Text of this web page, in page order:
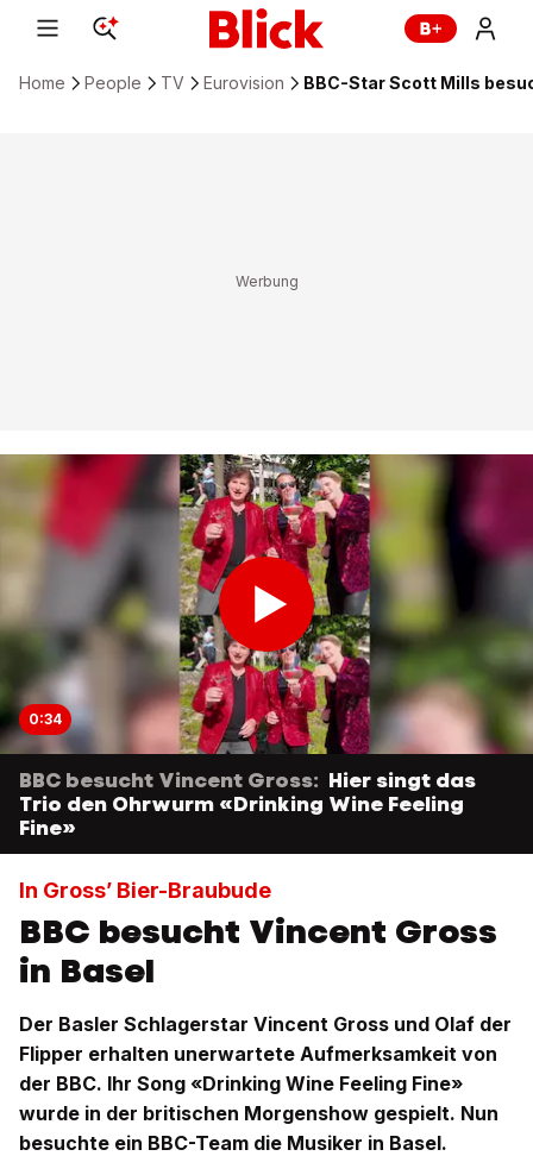
Home People TV Eurovision BBC-Star Scott Mills
0:34
BBC besucht Vincent Gross: Hier singt das
Trio den Ohrwurm «Drinking Wine Feeling
Fine»
In Gross’ Bier-Braubude
BBC besucht Vincent Gross
in Basel
Der Basler Schlagerstar Vincent Gross und Olaf der
Flipper erhalten unerwartete Aufmerksamkeit von
der BBC. Ihr Song «Drinking Wine Feeling Fine»
wurde in der britischen Morgenshow gespielt. Nun
besuchte ein BBC-Team die Musiker in Basel.